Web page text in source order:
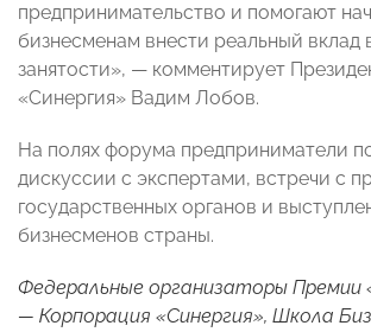
предпринимательство и помогают
бизнесменам внести реальный вклад
занятости», — комментирует
«Синергия» Вадим Лобов.
На полях форума предприниматели
дискуссии с экспертами, встречи с
государственных органов и
бизнесменов страны.
Федеральные организаторы Премии
— Корпорация «Синергия», Школа